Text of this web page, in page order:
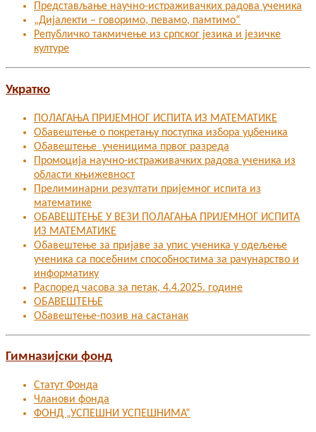
Представљање научно-истраживачких радова ученика
„Дијалекти – говоримо, певамо, памтимо“
Републичко такмичење из српског језика и језичке
културе
Укратко
ПОЛАГАЊА ПРИЈЕМНОГ ИСПИТА ИЗ МАТЕМАТИКЕ
Обавештење о покретању поступка избора уџбеника
Обавештење ученицима првог разреда
Промоција научно-истраживачких радова ученика из
области књижевност
Прелиминарни резултати пријемног испита из
математике
ОБАВЕШТЕЊЕ У ВЕЗИ ПОЛАГАЊА ПРИЈЕМНОГ ИСПИТА
ИЗ МАТЕМАТИКЕ
Oбавештење за пријаве за упис ученика у одељење
ученика са посебним способностима за рачунарство и
информатику
Распоред часова за петак, 4.4.2025. године
ОБАВЕШТЕЊЕ
Обавештење-позив на састанак
Гимназијски фонд
Статут Фонда
Чланови фонда
ФОНД „УСПЕШНИ УСПЕШНИМА“